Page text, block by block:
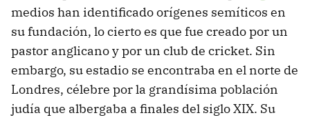
medios han identificado orígenes semíticos en
su fundación, lo cierto es que fue creado por un
pastor anglicano y por un club de cricket. Sin
embargo, su estadio se encontraba en el norte de
Londres, célebre por la grandísima población
judía que albergaba a finales del siglo XIX. Su